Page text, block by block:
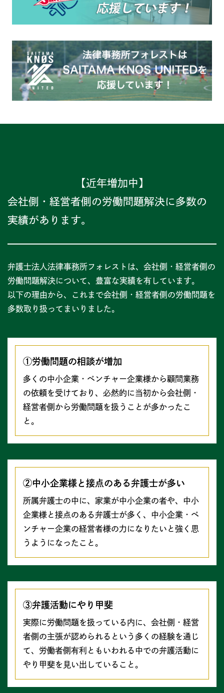
【近年増加中】
会社側・経営者側の労働問題解決に多数の
実績があります。
弁護士法人法律事務所フォレストは、会社側・経営者側の
労働問題解決について、豊富な実績を有しています。
以下の理由から、これまで会社側・経営者側の労働問題を
多数取り扱ってまいりました。
①労働問題の相談が増加
多くの中小企業・ベンチャー企業様から顧問業務
の依頼を受けており、必然的に当初から会社側・
経営者側から労働問題を扱うことが多かったこ
と。
②中小企業様と接点のある弁護士が多い
所属弁護士の中に、家業が中小企業の者や、中小
企業様と接点のある弁護士が多く、中小企業・ベ
ンチャー企業の経営者様の力になりたいと強く思
うようになったこと。
③弁護活動にやり甲斐
実際に労働問題を扱っている内に、会社側・経営
者側の主張が認められるという多くの経験を通じ
て、労働者側有利ともいわれる中での弁護活動に
やり甲斐を⾒い出していること。